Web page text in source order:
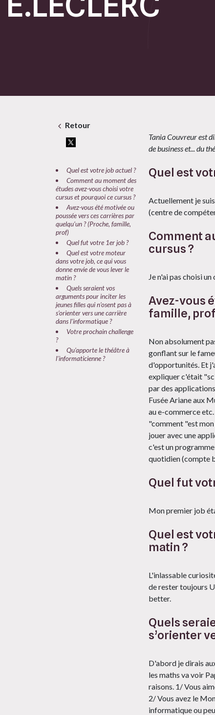
Retour
Quel est votre job actuel ?
Comment au moment des
études avez-vous choisi votre
cursus et pourquoi ce cursus ?
Avez-vous été motivée ou
poussée vers ces carrières par
quelqu’un ? (Proche, famille,
prof)
Quel fut votre 1er job ?
Quel est votre moteur
dans votre job, ce qui vous
donne envie de vous lever le
matin ?
Quels seraient vos
arguments pour inciter les
jeunes filles qui n’osent pas à
s’orienter vers une carrière
dans l’informatique ?
Votre prochain challenge
?
Qu’apporte le théâtre à
l’informaticienne ?
Tania Couvreur est
de business et... du
Quel est
Actuellement je
(centre de
Comment
cursus ?
Je n'ai pas choisi
Avez-vous
famille,
Non absolument
gonflant sur le
d'opportunités. Et
expliquer c'était
par des
Fusée Ariane aux
au e-commerce
"comment "est
jouer avec une
c'est un
quotidien (compte
Quel fut
Mon premier job
Quel est
matin ?
L'inlassable
de rester toujours
better.
Quels
s’orienter
D'abord je dirais
les maths va voir
raisons. 1/ Vous
2/ Vous avez le
informatique ou